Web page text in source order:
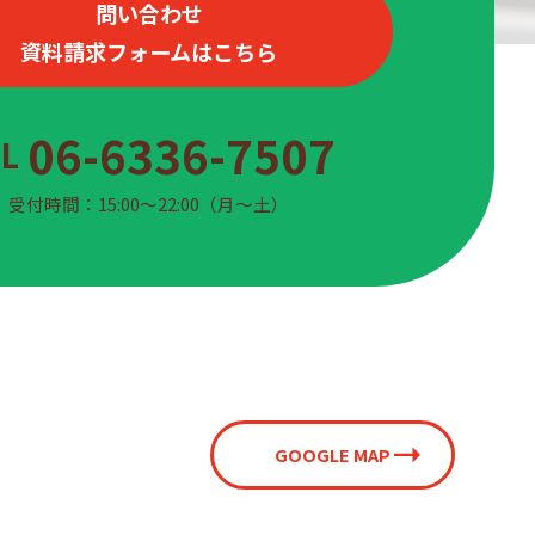
問い合わせ
資料請求フォームはこちら
06-6336-7507
受付時間：15:00〜22:00（月〜土）
GOOGLE MAP